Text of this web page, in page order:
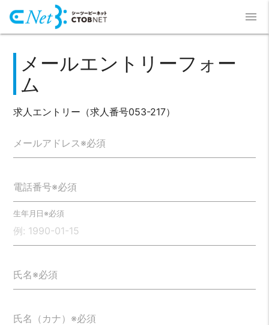
menu
メールエントリーフォー
ム
求人エントリー（求人番号053-217）
メールアドレス※必須
電話番号※必須
生年月日※必須
氏名※必須
氏名（カナ）※必須